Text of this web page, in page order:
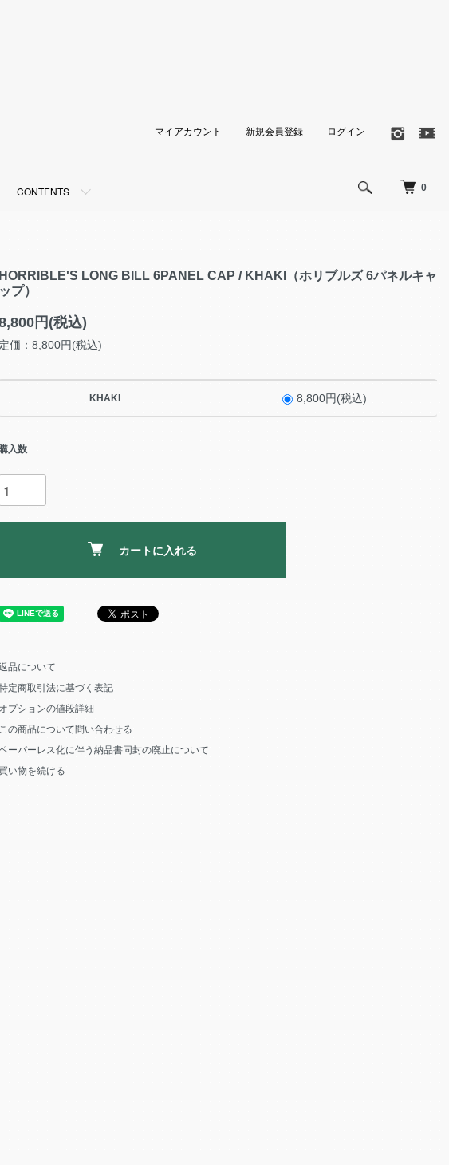
0
CONTENTS
マイアカウント 新規会員登録 ログイン
HORRIBLE'S LONG BILL 6PANEL CAP / KHAKI（ホリブルズ 6パネルキャ
ップ）
円(税込)
定価：8,800円(税込)
KHAKI 8,800円(税込)
入数
カートに入れる
品について
定商取引法に基づく表記
オプションの値段詳細
この商品について問い合わせる
ーパーレス化に伴う納品書同封の廃止について
買い物を続ける